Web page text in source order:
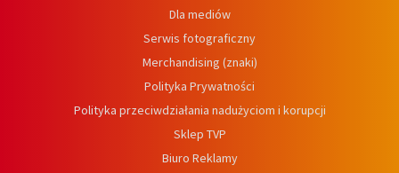
Dla mediów
Serwis fotograficzny
Merchandising (znaki)
Polityka Prywatności
Polityka przeciwdziałania nadużyciom i korupcji
Sklep TVP
Biuro Reklamy